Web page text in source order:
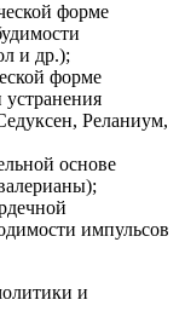
форме
и др.);
форме
устранения
Реланиум,
основе
импульсов
и